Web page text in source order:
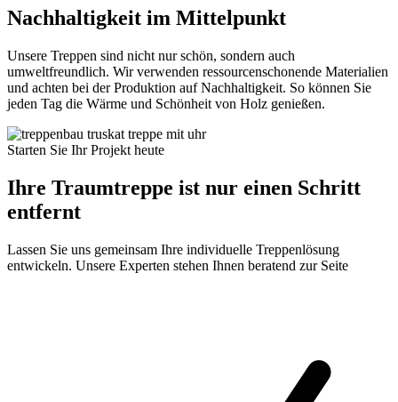
Nachhaltigkeit im Mittelpunkt
Unsere Treppen sind nicht nur schön, sondern auch
umweltfreundlich. Wir verwenden ressourcenschonende Materialien
und achten bei der Produktion auf Nachhaltigkeit. So können Sie
jeden Tag die Wärme und Schönheit von Holz genießen.
Starten Sie Ihr Projekt heute
Ihre Traumtreppe ist nur einen Schritt
entfernt
Lassen Sie uns gemeinsam Ihre individuelle Treppenlösung
entwickeln. Unsere Experten stehen Ihnen beratend zur Seite